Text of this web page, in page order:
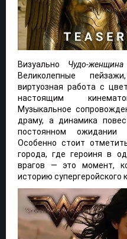
Визуально Чудо-
Великолепные
виртуозная работа с
настоящим
Музыкальное
драму, а динамика
постоянном ожидании
Особенно стоит
города, где героиня в
врагов — это момент,
историю супергеройского